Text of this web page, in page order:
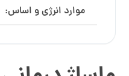
موارد انرژی و اساس: